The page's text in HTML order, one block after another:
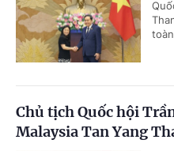
Chủ tịch Quốc hội
Malaysia Tan Yang